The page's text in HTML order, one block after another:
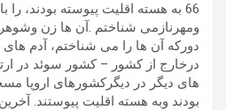
66 به هسته اقلیت پیوسته بودند،
ومهرنازمی شناختم .آن ها زن
دورکه آن ها را می شناختم، آدم های
درخارج از کشور – کشور سوئد در
های دیگر در دیگرکشورهای اروپا
بودند وبه هسته اقلیت پیوستند.